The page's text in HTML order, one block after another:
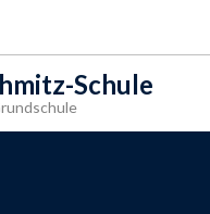
Schule